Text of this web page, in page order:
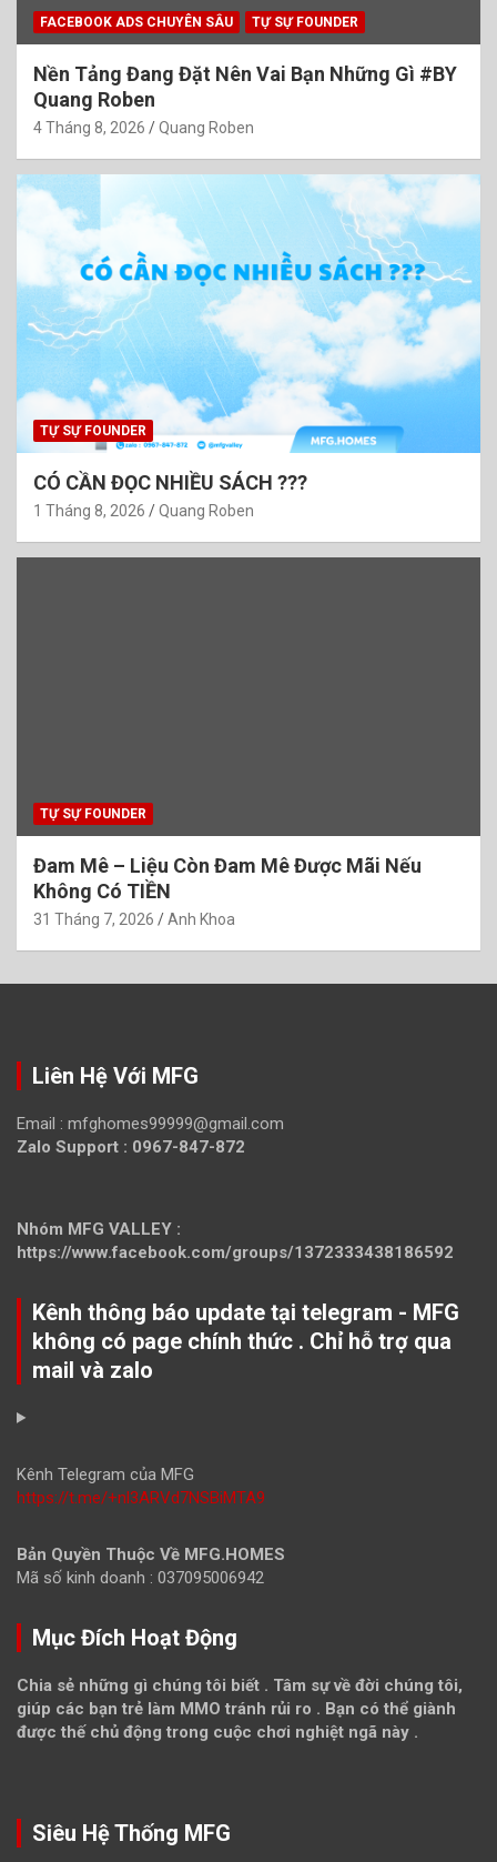
FACEBOOK ADS CHUYÊN SÂU TỰ SỰ FOUNDER
Nền Tảng Đang Đặt Nên Vai Bạn Những Gì #BY
Quang Roben
4 Tháng 8, 2026 Quang Roben
TỰ SỰ FOUNDER
CÓ CẦN ĐỌC NHIỀU SÁCH ???
1 Tháng 8, 2026 Quang Roben
TỰ SỰ FOUNDER
Đam Mê – Liệu Còn Đam Mê Được Mãi Nếu
Không Có TIỀN
31 Tháng 7, 2026 Anh Khoa
Liên Hệ Với MFG
Email : mfghomes99999@gmail.com
Zalo Support : 0967-847-872
Nhóm MFG VALLEY :
https://www.facebook.com/groups/1372333438186592
Kênh thông báo update tại telegram - MFG
không có page chính thức . Chỉ hỗ trợ qua
mail và zalo
Kênh Telegram của MFG
https://t.me/+nl3ARVd7NSBiMTA9
Bản Quyền Thuộc Về MFG.HOMES
Mã số kinh doanh : 037095006942
Mục Đích Hoạt Động
Chia sẻ những gì chúng tôi biết . Tâm sự về đời chúng tôi,
giúp các bạn trẻ làm MMO tránh rủi ro . Bạn có thể giành
được thế chủ động trong cuộc chơi nghiệt ngã này .
Siêu Hệ Thống MFG